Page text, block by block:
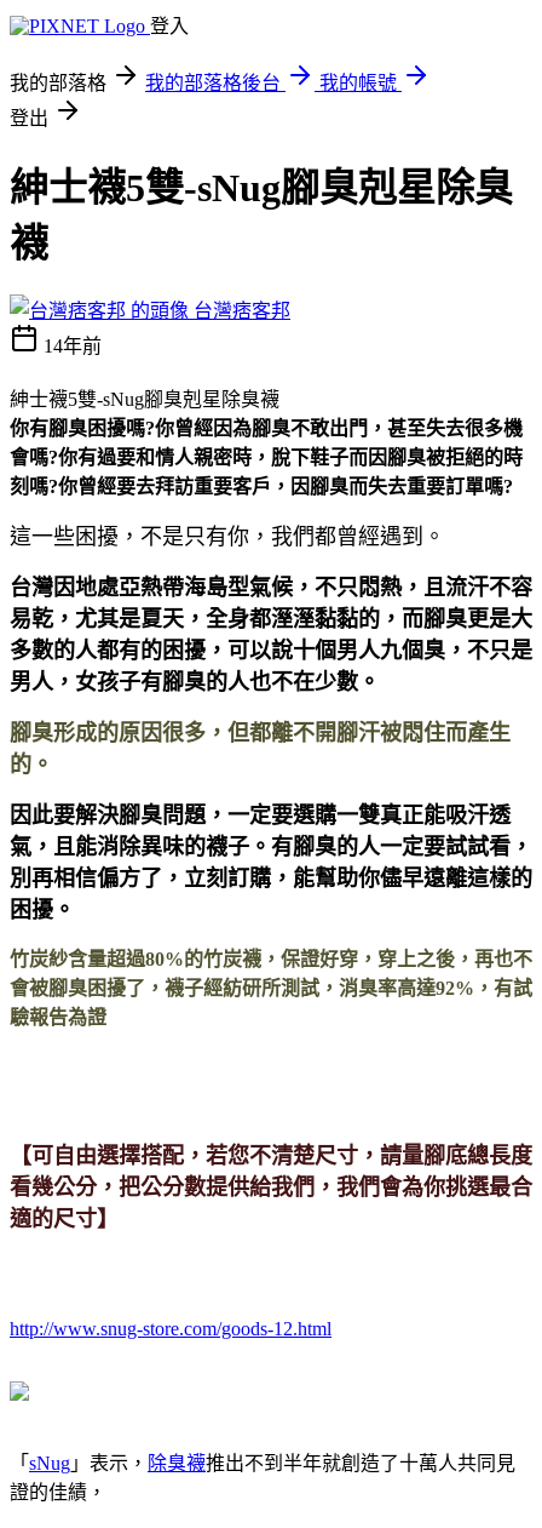
登入
我的部落格 我的部落格後台
我的帳號
登出
紳士襪5雙-sNug腳臭剋星除臭
襪
台灣痞客邦
14年前
紳士襪5雙-sNug腳臭剋星除臭襪
你有腳臭困擾嗎?你曾經因為腳臭不敢出門，甚至失去很多機
會嗎?你有過要和情人親密時，脫下鞋子而因腳臭被拒絕的時
刻嗎?你曾經要去拜訪重要客戶，因腳臭而失去重要訂單嗎?
這一些困擾，不是只有你，我們都曾經遇到。
台灣因地處亞熱帶海島型氣候，不只悶熱，且流汗不容
易乾，尤其是夏天，全身都溼溼黏黏的，而腳臭更是大
多數的人都有的困擾，可以說十個男人九個臭，不只是
男人，女孩子有腳臭的人也不在少數。
腳臭形成的原因很多，但都離不開腳汗被悶住而產生
的。
因此要解決腳臭問題，一定要選購一雙真正能吸汗透
氣，且能消除異味的襪子。有腳臭的人一定要試試看，
別再相信偏方了，立刻訂購，能幫助你儘早遠離這樣的
困擾。
竹炭紗含量超過80%的竹炭襪，保證好穿，穿上之後，再也不
會被腳臭困擾了，襪子經紡研所測試，消臭率高達92%，有試
驗報告為證
【可自由選擇搭配，若您不清楚尺寸，請量腳底總長度
看幾公分，把公分數提供給我們，我們會為你挑選最合
適的尺寸】
http://www.snug-store.com/goods-12.html
「 sNug 」表示， 除臭襪推出不到半年就創造了十萬人共同見
證的佳績，